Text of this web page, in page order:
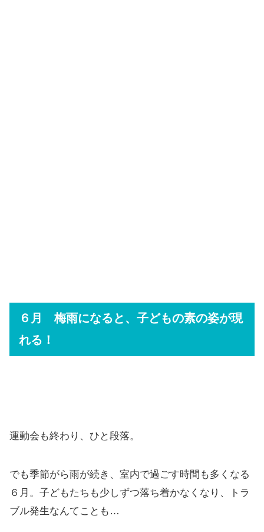
６月 梅雨になると、子どもの素の姿が現
れる！
運動会も終わり、ひと段落。
でも季節がら雨が続き、室内で過ごす時間も多くなる
６月。子どもたちも少しずつ落ち着かなくなり、トラ
ブル発生なんてことも…